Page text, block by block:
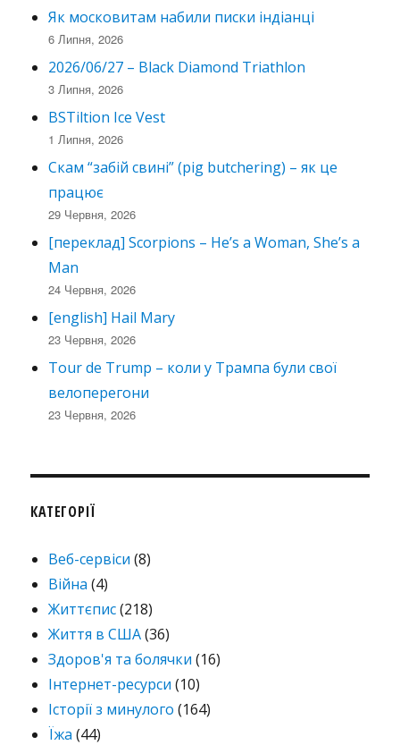
Як московитам набили писки індіанці
6 Липня, 2026
2026/06/27 – Black Diamond Triathlon
3 Липня, 2026
BSTiltion Ice Vest
1 Липня, 2026
Скам “забій свині” (pig butchering) – як це
працює
29 Червня, 2026
[переклад] Scorpions – He’s a Woman, She’s a
Man
24 Червня, 2026
[english] Hail Mary
23 Червня, 2026
Tour de Trump – коли у Трампа були свої
велоперегони
23 Червня, 2026
КАТЕГОРІЇ
Веб-сервіси (8)
Війна (4)
Життєпис(218)
Життя в США(36)
Здоров'я та болячки (16)
Інтернет-ресурси (10)
Історії з минулого (164)
Їжа (44)